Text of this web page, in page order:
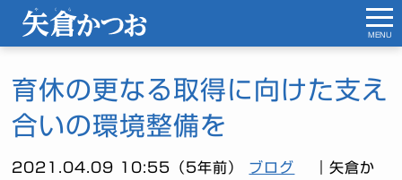
育休の更なる取得に向けた支え
合いの環境整備を
2021.04.09 10:55（5年前） ブログ
｜矢倉か
MENU